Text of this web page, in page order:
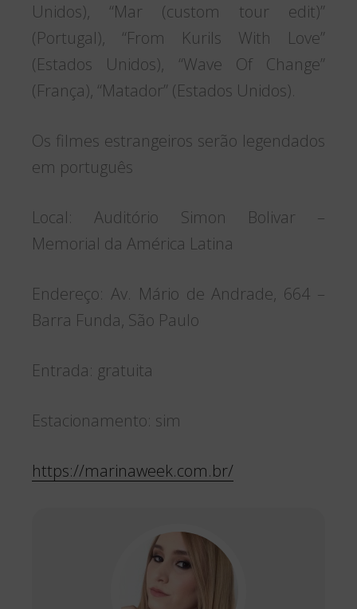
Unidos), “Mar (custom tour edit)”
(Portugal), “From Kurils With Love”
(Estados Unidos), “Wave Of Change”
(França), “Matador” (Estados Unidos).
Os filmes estrangeiros serão legendados
em português
Local: Auditório Simon Bolivar –
Memorial da América Latina
Endereço: Av. Mário de Andrade, 664 –
Barra Funda, São Paulo
Entrada: gratuita
Estacionamento: sim
https://marinaweek.com.br/